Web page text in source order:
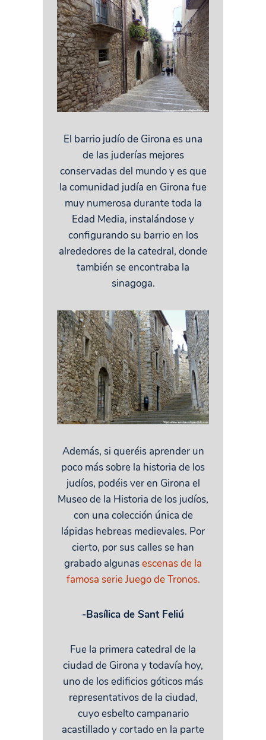
El barrio judío de Girona es una
de las juderías mejores
conservadas del mundo y es que
la comunidad judía en Girona fue
muy numerosa durante toda la
Edad Media, instalándose y
configurando su barrio en los
alrededores de la catedral, donde
también se encontraba la
sinagoga.
Además, si queréis aprender un
poco más sobre la historia de los
judíos, podéis ver en Girona el
Museo de la Historia de los judíos,
con una colección única de
lápidas hebreas medievales. Por
cierto, por sus calles se han
grabado algunasescenas de la
famosa serie Juego de Tronos.
-Basílica de Sant Feliú
Fue la primera catedral de la
ciudad de Girona y todavía hoy,
uno de los edificios góticos más
representativos de la ciudad,
cuyo esbelto campanario
acastillado y cortado en la parte